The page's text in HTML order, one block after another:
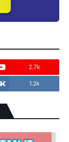
2.7k
1.2k